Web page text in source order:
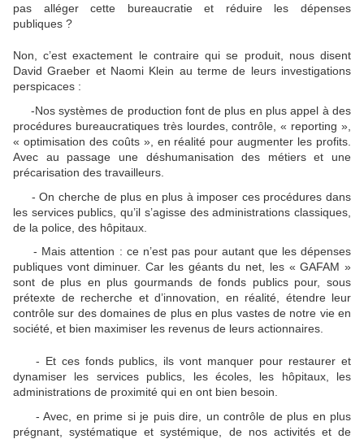
pas alléger cette bureaucratie et réduire les dépenses
publiques ?
Non, c’est exactement le contraire qui se produit, nous disent
David Graeber et Naomi Klein au terme de leurs investigations
perspicaces :
-Nos systèmes de production font de plus en plus appel à des
procédures bureaucratiques très lourdes, contrôle, « reporting »,
« optimisation des coûts », en réalité pour augmenter les profits.
Avec au passage une déshumanisation des métiers et une
précarisation des travailleurs.
- On cherche de plus en plus à imposer ces procédures dans
les services publics, qu’il s’agisse des administrations classiques,
de la police, des hôpitaux.
- Mais attention : ce n’est pas pour autant que les dépenses
publiques vont diminuer. Car les géants du net, les « GAFAM »
sont de plus en plus gourmands de fonds publics pour, sous
prétexte de recherche et d’innovation, en réalité, étendre leur
contrôle sur des domaines de plus en plus vastes de notre vie en
société, et bien maximiser les revenus de leurs actionnaires.
- Et ces fonds publics, ils vont manquer pour restaurer et
dynamiser les services publics, les écoles, les hôpitaux, les
administrations de proximité qui en ont bien besoin.
- Avec, en prime si je puis dire, un contrôle de plus en plus
prégnant, systématique et systémique, de nos activités et de